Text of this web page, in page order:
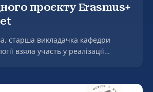
проєкту Erasmus+
старша викладачка кафедри
взяла участь у реалізації